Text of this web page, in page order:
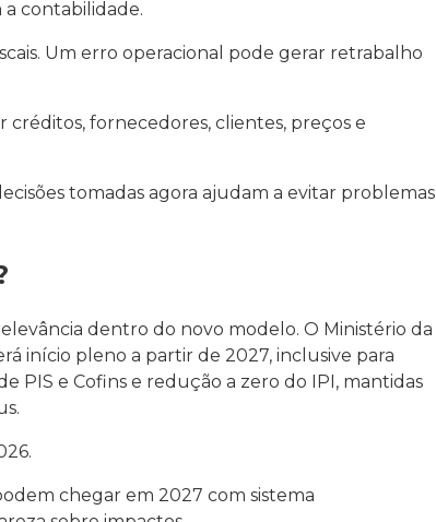
a contabilidade.
Um erro operacional pode gerar retrabalho
créditos, fornecedores, clientes, preços e
tomadas agora ajudam a evitar problemas
dentro do novo modelo. O Ministério da
início pleno a partir de 2027, inclusive para
PIS e Cofins e redução a zero do IPI, mantidas
chegar em 2027 com sistema